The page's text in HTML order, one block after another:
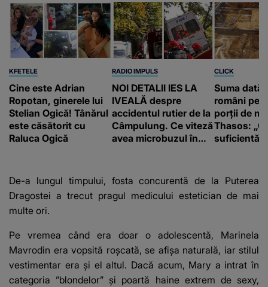
KFETELE
Cine este Adrian
Ropotan, ginerele lui
Stelian Ogică! Tânărul
este căsătorit cu
Raluca Ogică
RADIO IMPULS
NOI DETALII IES LA
IVEALĂ despre
accidentul rutier de la
Câmpulung. Ce viteză
avea microbuzul în
intrarea în curbă: "A
CLICK
Suma dată
români
porții de
Thasos:
suficientă,
De-a lungul timpului, fosta concurentă de la Puterea
Dragostei a trecut pragul medicului estetician de mai
multe ori.
Pe vremea când era doar o adolescentă, Marinela
Mavrodin era vopsită roșcată, se afișa naturală, iar stilul
vestimentar era și el altul. Dacă acum, Mary a intrat în
categoria ”blondelor” și poartă haine extrem de sexy,